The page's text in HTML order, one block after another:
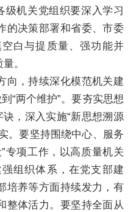
级机关党组织要深入学习
的决策部署和省委、市委
白与提质量、强功能并
。
向，持续深化模范机关建
“两个维护”。要夯实思想
，深入实施“新思想溯源
。要坚持围绕中心、服务
专项工作，以高质量机关
组织体系，在党支部建
培养等方面持续发力，有
整体活力。要坚持全面从